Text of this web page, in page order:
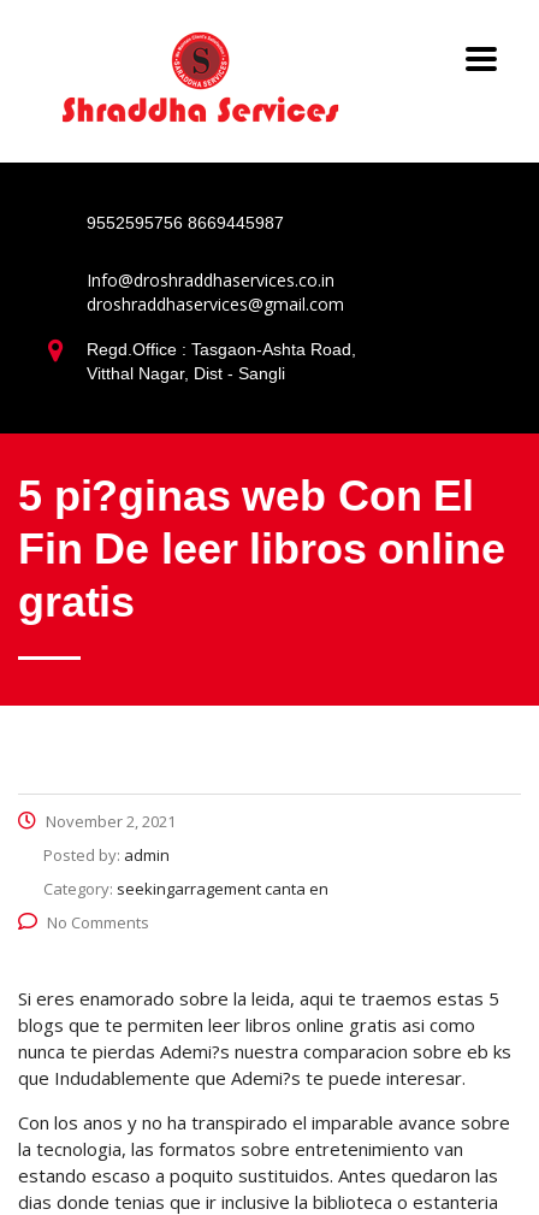
9552595756 8669445987
Info@droshraddhaservices.co.in
droshraddhaservices@gmail.com
Regd.Office : Tasgaon-Ashta Road,
Vitthal Nagar, Dist - Sangli
5 pi?ginas web Con El
Fin De leer libros online
gratis
November 2, 2021
Posted by: admin
Category: seekingarragement canta en
No Comments
Si eres enamorado sobre la leida, aqui te traemos estas 5
blogs que te permiten leer libros online gratis asi­ como
nunca te pierdas Ademi?s nuestra comparacion sobre eb ks
que Indudablemente que Ademi?s te puede interesar.
Con los anos y no ha transpirado el imparable avance sobre
la tecnologia, las formatos sobre entretenimiento van
estando escaso a poquito sustituidos. Antes quedaron las
dias donde tenias que ir inclusive la biblioteca o estanteria